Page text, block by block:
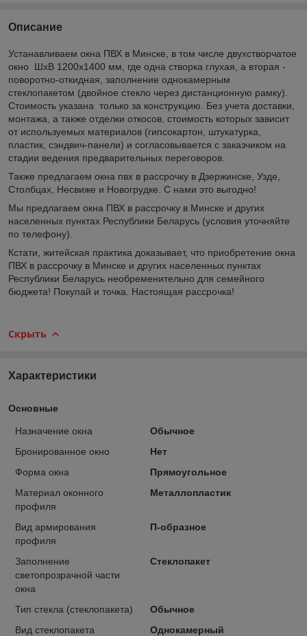
Описание
Устанавливаем окна ПВХ в Минске, в том числе двухстворчатое
окно ШхВ 1200х1400 мм, где одна створка глухая, а вторая -
поворотно-откидная, заполнение однокамерным
стеклопакетом (двойное стекло через дистанционную рамку).
Стоимость указана только за конструкцию. Без учета доставки,
монтажа, а также отделки откосов, стоимость которых зависит
от используемых материалов (гипсокартон, штукатурка,
пластик, сэндвич-панели) и согласовывается с заказчиком на
стадии ведения предварительных переговоров.
Также предлагаем окна пвх в рассрочку в Дзержинске, Узде,
Столбцах, Несвиже и Новогрудке. С нами это выгодно!
Мы предлагаем окна ПВХ в рассрочку в Минске и других
населенных пунктах Республики Беларусь (условия уточняйте
по телефону).
Кстати, житейская практика доказывает, что приобретение окна
ПВХ в рассрочку в Минске и других населенных пунктах
Республики Беларусь необременительно для семейного
бюджета! Покупай и точка. Настоящая рассрочка!
Скрыть
Характеристики
Основные
Назначение окна
Обычное
Бронированное окно
Нет
Форма окна
Прямоугольное
Материал оконного
профиля
Металлопластик
Вид армирования
профиля
П-образное
Заполнение
светопрозрачной части
окна
Стеклопакет
Тип стекла (стеклопакета)
Обычное
Вид стеклопакета
Однокамерный